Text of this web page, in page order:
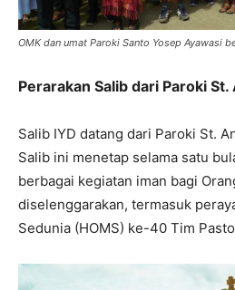
OMK dan umat Paroki Santo Yosep Ayawasi
Perarakan Salib dari Paroki
Salib IYD datang dari Paroki St.
Salib ini menetap selama satu
berbagai kegiatan iman bagi
diselenggarakan, termasuk
Sedunia (HOMS) ke-40 Tim